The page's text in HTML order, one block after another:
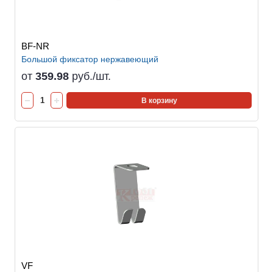
BF-NR
Большой фиксатор нержавеющий
от 359.98 руб./шт.
В корзину
VF